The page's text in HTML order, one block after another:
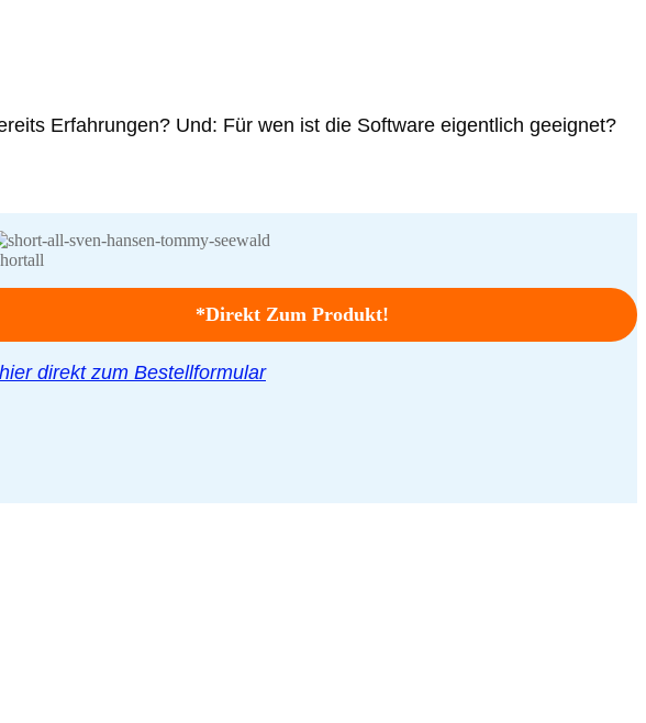
Erfahrungen? Und: Für wen ist die Software eigentlich geeignet?
*Direkt Zum Produkt!
direkt zum Bestellformular